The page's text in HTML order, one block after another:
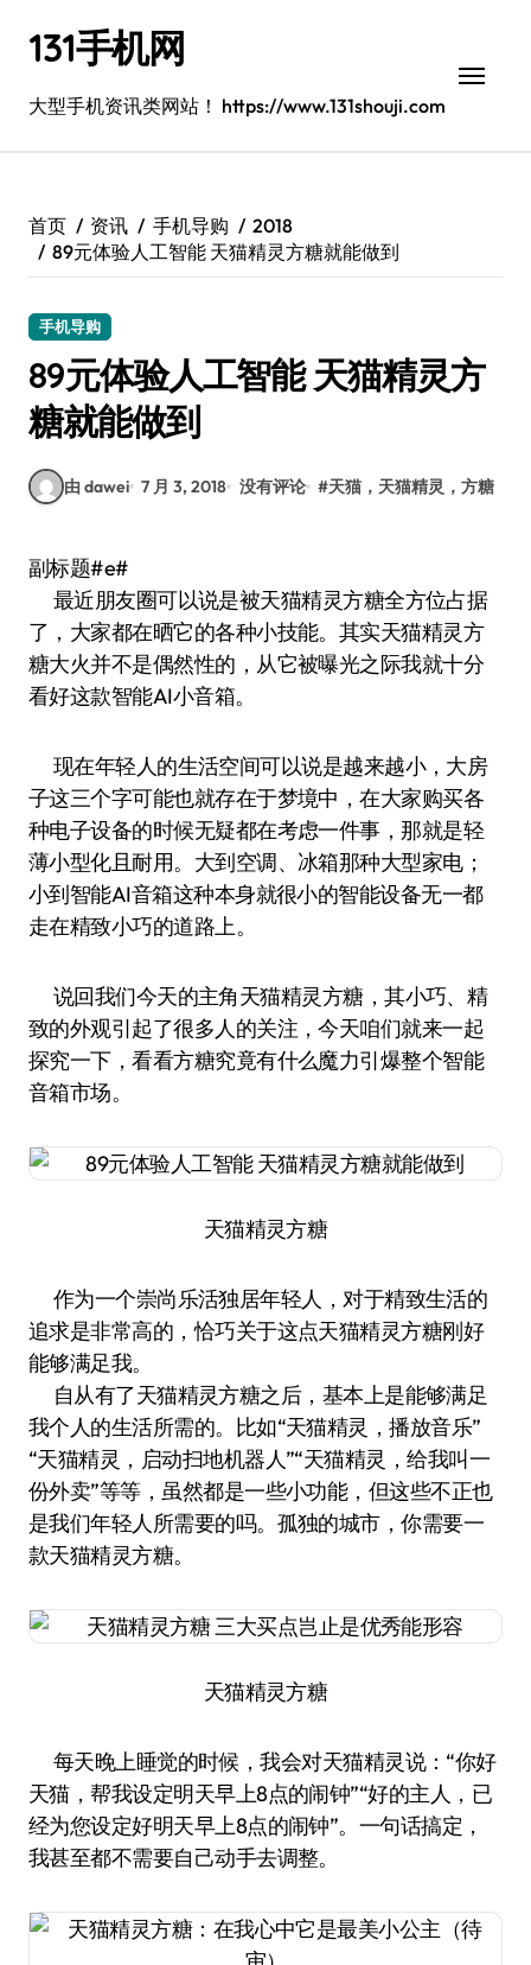
131手机网
大型手机资讯类网站！ https://www.131shouji.com
首页 资讯 手机导购
2018
89元体验人工智能 天猫精灵方糖就能做到
手机导购
89元体验人工智能 天猫精灵方
糖就能做到
由 dawei 7 月 3, 2018 没有评论 #天猫，天猫精灵，方糖
副标题#e#
最近朋友圈可以说是被天猫精灵方糖全方位占据
了，大家都在晒它的各种小技能。其实天猫精灵方
糖大火并不是偶然性的，从它被曝光之际我就十分
看好这款智能AI小音箱。
现在年轻人的生活空间可以说是越来越小，大房
子这三个字可能也就存在于梦境中，在大家购买各
种电子设备的时候无疑都在考虑一件事，那就是轻
薄小型化且耐用。大到空调、冰箱那种大型家电；
小到智能AI音箱这种本身就很小的智能设备无一都
走在精致小巧的道路上。
说回我们今天的主角天猫精灵方糖，其小巧、精
致的外观引起了很多人的关注，今天咱们就来一起
探究一下，看看方糖究竟有什么魔力引爆整个智能
音箱市场。
天猫精灵方糖
作为一个崇尚乐活独居年轻人，对于精致生活的
追求是非常高的，恰巧关于这点天猫精灵方糖刚好
能够满足我。
自从有了天猫精灵方糖之后，基本上是能够满足
我个人的生活所需的。比如“天猫精灵，播放音乐”
“天猫精灵，启动扫地机器人”“天猫精灵，给我叫一
份外卖”等等，虽然都是一些小功能，但这些不正也
是我们年轻人所需要的吗。孤独的城市，你需要一
款天猫精灵方糖。
天猫精灵方糖
每天晚上睡觉的时候，我会对天猫精灵说：“你好
天猫，帮我设定明天早上8点的闹钟”“好的主人，已
经为您设定好明天早上8点的闹钟”。一句话搞定，
我甚至都不需要自己动手去调整。